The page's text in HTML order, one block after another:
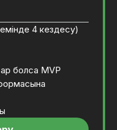
4 кездесу)
болса MVP